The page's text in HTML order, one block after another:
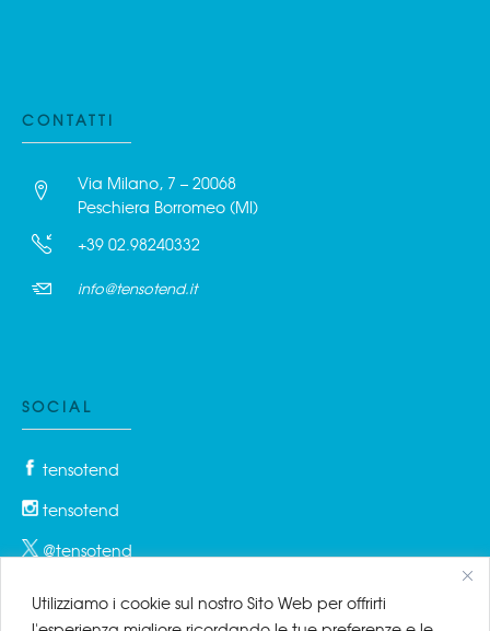
Utilizziamo i cookie sul nostro Sito Web per offrirti
CONTATTI
Via Milano, 7 – 20068
Peschiera Borromeo (MI)
+39 02.98240332
info@tensotend.it
SOCIAL
tensotend
tensotend
@tensotend